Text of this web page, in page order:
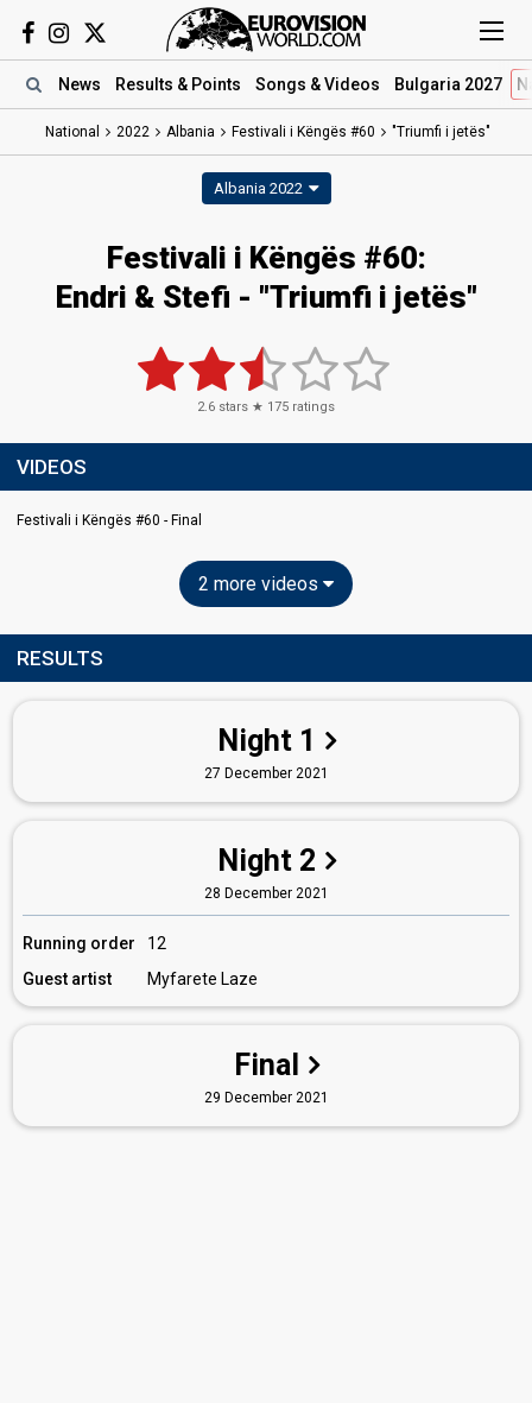
News Results & Points Songs & Videos Bulgaria 2027
National 2022 Albania Festivali i Këngës #60 "Triumfi i jetës"
Albania 2022
Festivali i Këngës #60:
Endri & Stefi - "Triumfi i jetës"
2.6 stars ★ 175 ratings
VIDEOS
Festivali i Këngës #60 - Final
2 more videos
RESULTS
Night 1
27 December 2021
Night 2
28 December 2021
Running order
12
Guest artist
Myfarete Laze
Final
29 December 2021